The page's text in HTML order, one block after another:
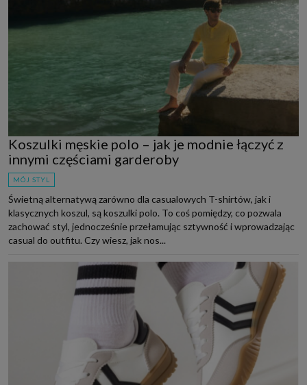
Koszulki męskie polo – jak je modnie łączyć z
innymi częściami garderoby
MÓJ STYL
Świetną alternatywą zarówno dla casualowych T-shirtów, jak i
klasycznych koszul, są koszulki polo. To coś pomiędzy, co pozwala
zachować styl, jednocześnie przełamując sztywność i wprowadzając
casual do outfitu. Czy wiesz, jak nos...